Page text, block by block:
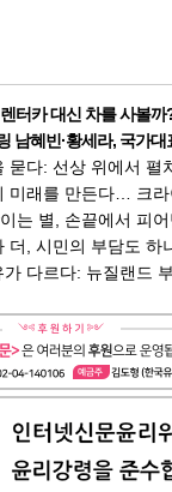
터카 대신 차를 사볼까
황세라, 국가대표 평가전 통과…
위에서 펼쳐지는 공간과 사람,
든다… 크라이스트처치와 한
별, 손끝에서 피어난
더, 시민의 부담도 하
다: 뉴질랜드 부동산에서 배